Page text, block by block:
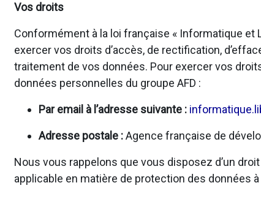
Vos droits
Conformément à la loi française « Informatique et
exercer vos droits d’accès, de rectification,
traitement de vos données. Pour exercer vos
données personnelles du groupe AFD :
Par email à l’adresse suivante :
Adresse postale :Agence française de
Nous vous rappelons que vous disposez d’un
applicable en matière de protection des données